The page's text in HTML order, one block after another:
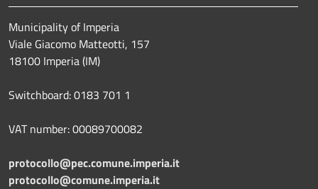
Municipality of Imperia
Viale Giacomo Matteotti, 157
18100 Imperia (IM)
Switchboard: 0183 701 1
VAT number: 00089700082
protocollo@pec.comune.imperia.it
protocollo@comune.imperia.it